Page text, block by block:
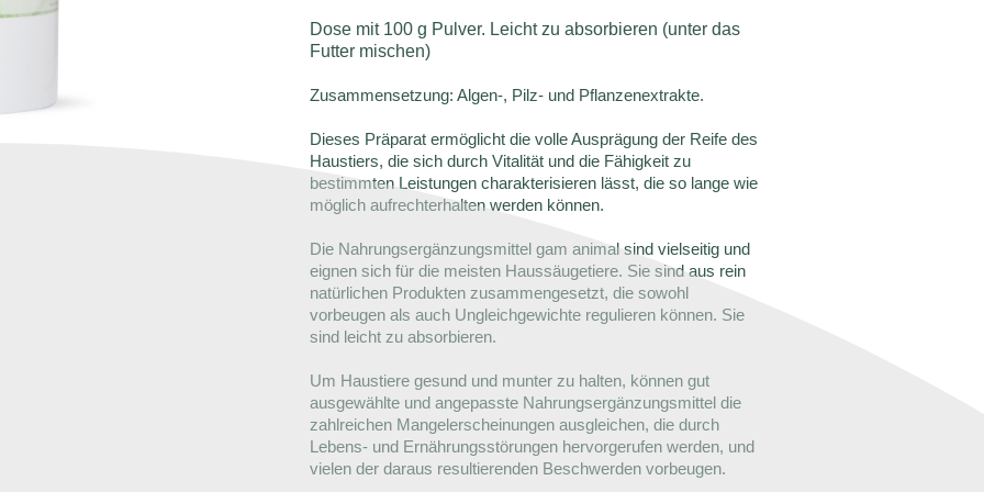
Dose mit 100 g Pulver. Leicht zu absorbieren (unter das
Futter mischen)
Zusammensetzung: Algen-, Pilz- und Pflanzenextrakte.
Dieses Präparat ermöglicht die volle Ausprägung der Reife des
Haustiers, die sich durch Vitalität und die Fähigkeit zu
bestimmten Leistungen charakterisieren lässt, die so lange wie
möglich aufrechterhalten werden können.
Die Nahrungsergänzungsmittel gam animal sind vielseitig und
eignen sich für die meisten Haussäugetiere. Sie sind aus rein
natürlichen Produkten zusammengesetzt, die sowohl
vorbeugen als auch Ungleichgewichte regulieren können. Sie
sind leicht zu absorbieren.
Um Haustiere gesund und munter zu halten, können gut
ausgewählte und angepasste Nahrungsergänzungsmittel die
zahlreichen Mangelerscheinungen ausgleichen, die durch
Lebens- und Ernährungsstörungen hervorgerufen werden, und
vielen der daraus resultierenden Beschwerden vorbeugen.